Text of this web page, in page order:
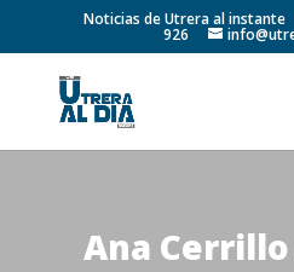
Noticias de Utrera al instante
926
Ana